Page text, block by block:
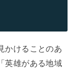
かけることのあ
英雄がある地域